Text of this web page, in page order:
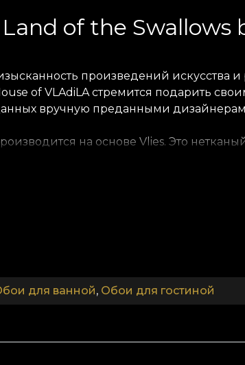
of the Swallows
произведений искусства
of VLAdiLA стремится подарить
вручную преданными
на основе Vlies. Это
увеличенного полотна. Наконец,
для ванной, Обои для гостиной